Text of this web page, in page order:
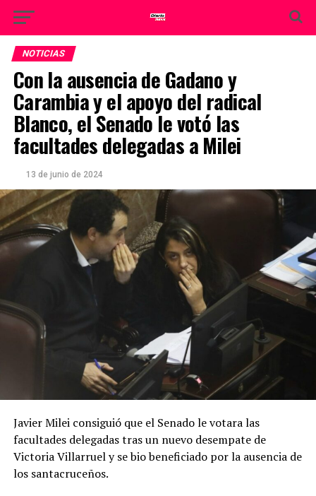
NOTICIAS
Con la ausencia de Gadano y
Carambia y el apoyo del radical
Blanco, el Senado le votó las
facultades delegadas a Milei
13 de junio de 2024
Javier Milei consiguió que el Senado le votara las
facultades delegadas tras un nuevo desempate de
Victoria Villarruel y se bio beneficiado por la ausencia de
los santacruceños.